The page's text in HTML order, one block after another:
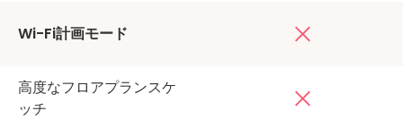
Wi-Fi計画モード
高度なフロアプランスケ
ッチ